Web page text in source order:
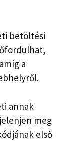
betöltési
a
annak
meg
első